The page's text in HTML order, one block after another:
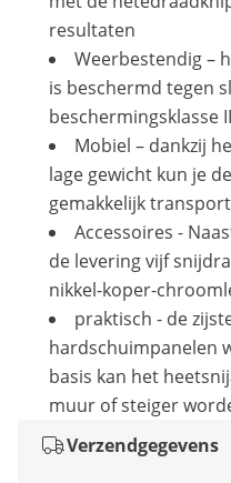
resultaten
Weerbestendig –
is beschermd tegen
beschermingsklasse
Mobiel – dankzij
lage gewicht kun je
gemakkelijk
Accessoires -
de levering vijf
nikkel-koper-
praktisch - de
hardschuimpanelen
basis kan het
muur of steiger
Verzendgegevens